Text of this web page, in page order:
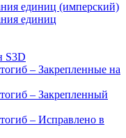
единиц (имперский)
единиц
S3D
– Закрепленные на
– Закрепленный
– Исправлено в